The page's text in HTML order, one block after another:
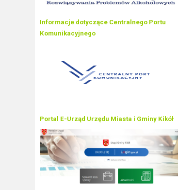
Informacje dotyczące Centralnego Portu
Komunikacyjnego
Portal E-Urząd Urzędu Miasta i Gminy Kikół